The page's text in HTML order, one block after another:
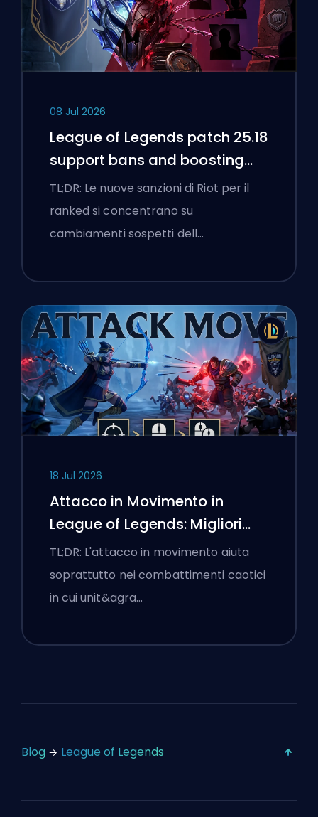
08 Jul 2026
League of Legends patch 25.18
support bans and boosting
flags
TL;DR: Le nuove sanzioni di Riot per il
ranked si concentrano su
cambiamenti sospetti dell…
18 Jul 2026
Attacco in Movimento in
League of Legends: Migliori
Impostazioni
TL;DR: L'attacco in movimento aiuta
soprattutto nei combattimenti caotici
in cui unit&agra…
Blog League of Legends